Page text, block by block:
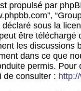
propulsé par
déclaré sous la
être téléchargé
les discussions
dans ce que
permis.
de consulter :